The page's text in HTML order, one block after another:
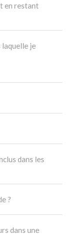
en restant
laquelle je
dans les
?
dans une